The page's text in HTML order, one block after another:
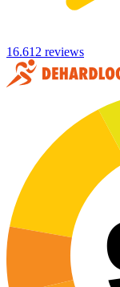
16.612 reviews